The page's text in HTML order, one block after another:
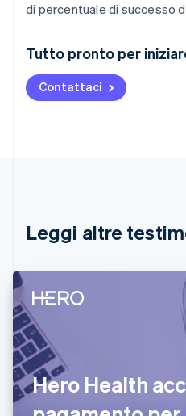
di percentuale di successo
Tutto pronto per
Contattaci
Leggi altre
Hero Health
Australia
English
Austria
DeutschEnglish
English Français
Cina continentale
Cipro
English
Croazia
Danimarca
English
Emirati Arabi Uniti
English